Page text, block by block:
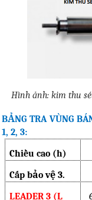
Hình ảnh: kim thu
BẢNG TRA VÙNG
1, 2, 3:
Chiều cao (h)
Cấp bảo vệ 3.
LEADER 3 (L